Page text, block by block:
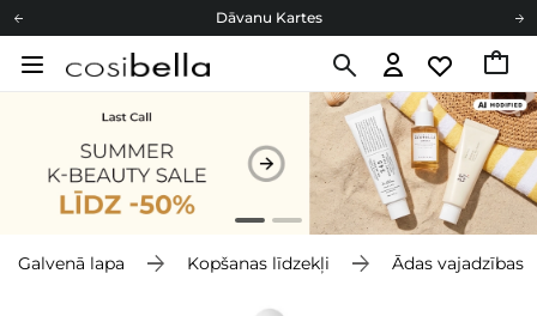
Dāvanu Kartes
Cosibella lojalitātes programma
Galvenā lapa Kopšanas līdzekļi Ādas vajadzības